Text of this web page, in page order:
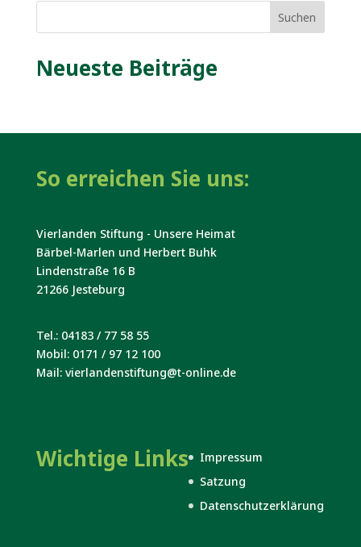
Suchen
Neueste Beiträge
So erreichen Sie uns:
Vierlanden Stiftung - Unsere Heimat
Bärbel-Marlen und Herbert Buhk
Lindenstraße 16 B
21266 Jesteburg
Tel.: 04183 / 77 58 55
Mobil: 0171 / 97 12 100
Mail: vierlandenstiftung@t-online.de
Wichtige Links
Impressum
Satzung
Datenschutzerklärung